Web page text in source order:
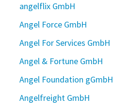
angelflix GmbH
Angel Force GmbH
Angel For Services GmbH
Angel & Fortune GmbH
Angel Foundation gGmbH
Angelfreight GmbH